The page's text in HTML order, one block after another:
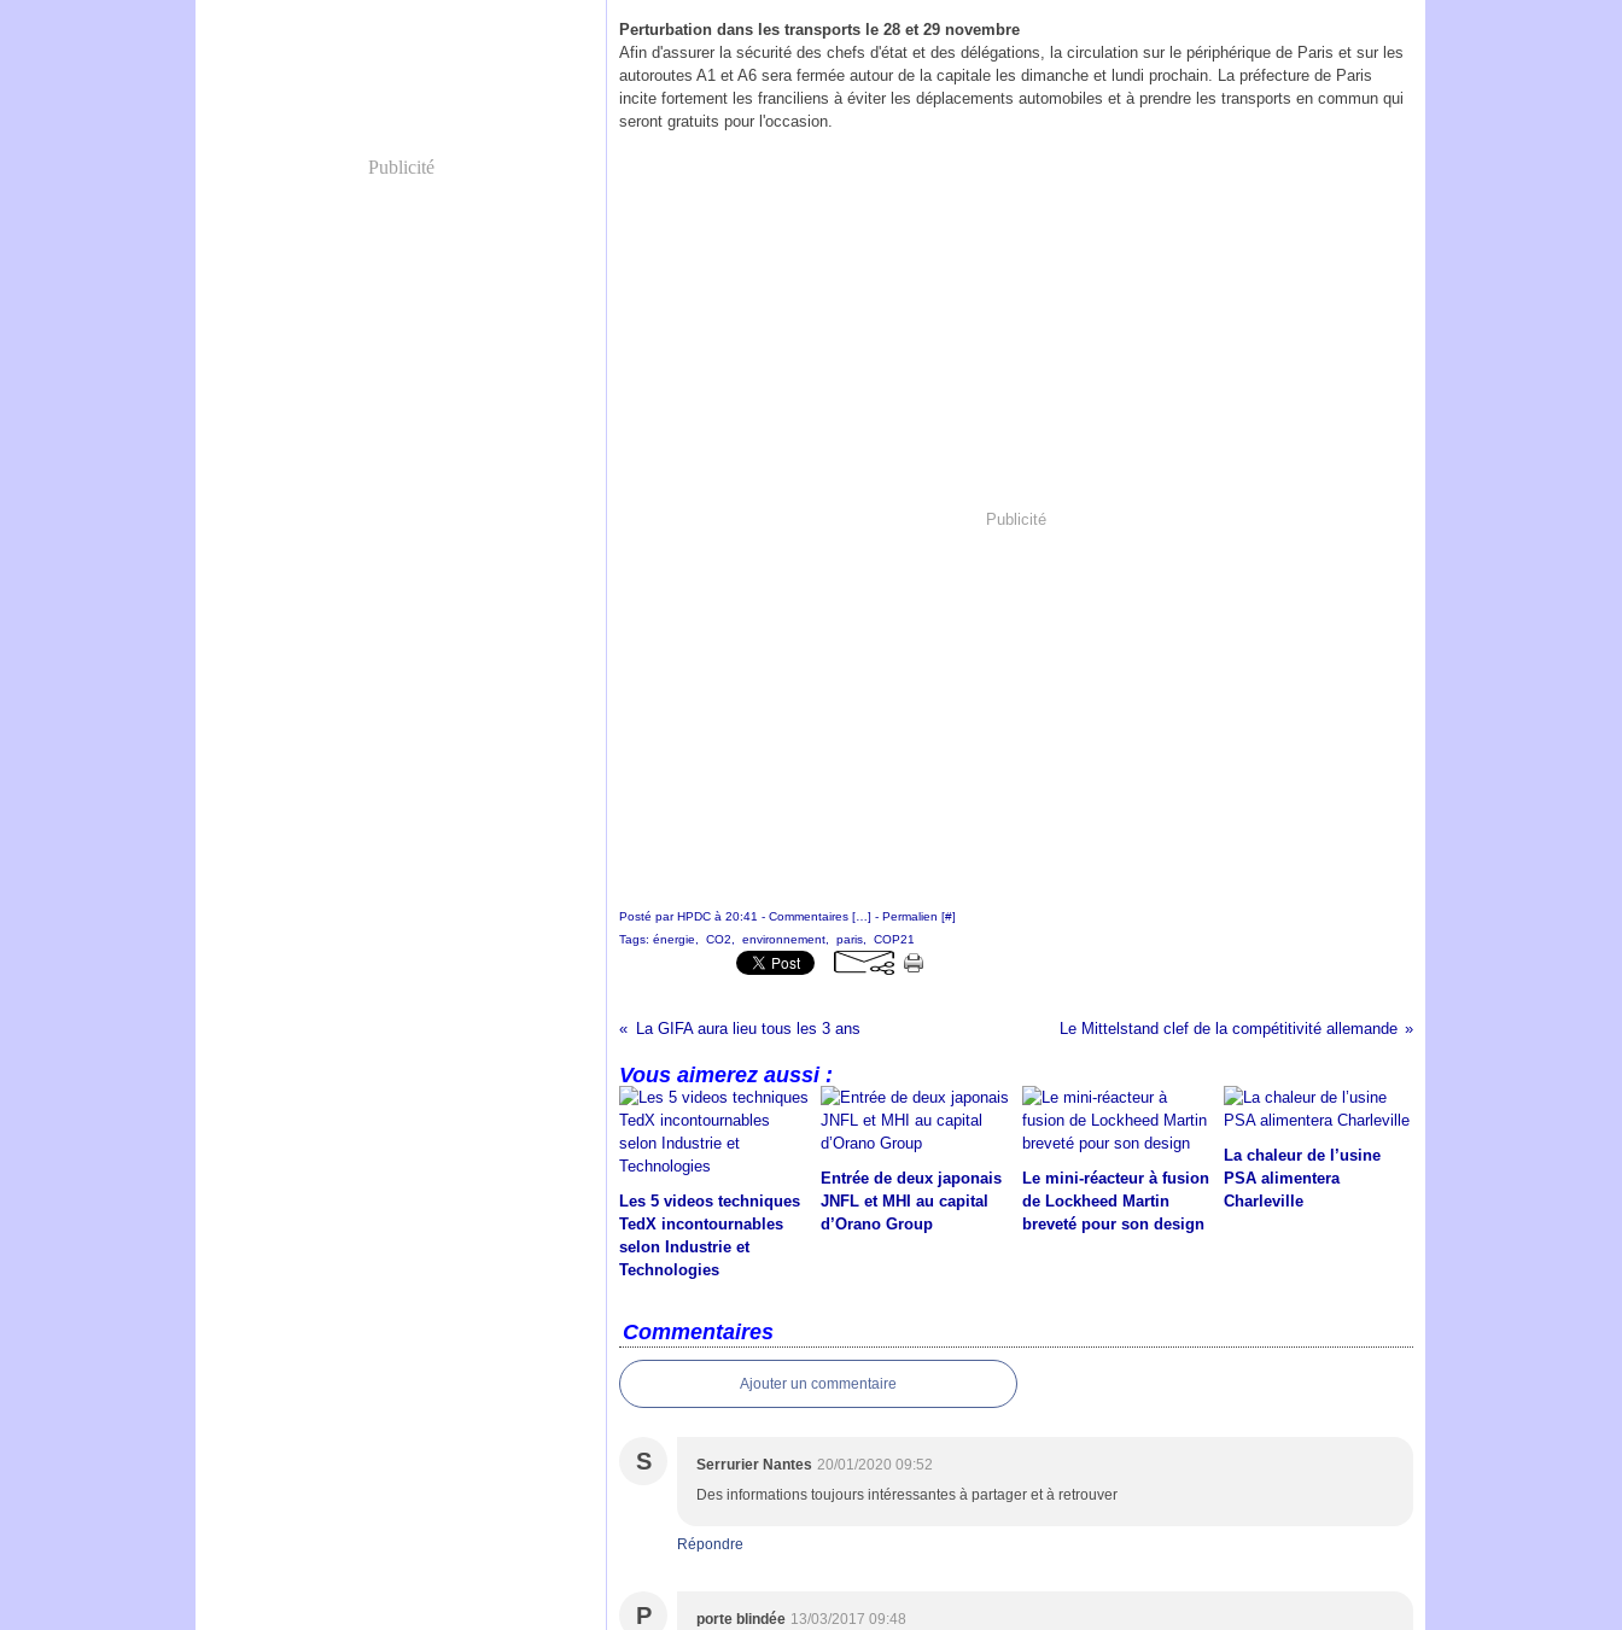
Publicité
Perturbation dans les transports le 28 et 29 novembre
Afin d'assurer la sécurité des chefs d'état et des délégations, la circulation sur le périphérique de Paris et sur les
autoroutes A1 et A6 sera fermée autour de la capitale les dimanche et lundi prochain. La préfecture de Paris
incite fortement les franciliens à éviter les déplacements automobiles et à prendre les transports en commun qui
seront gratuits pour l'occasion.
Publicité
Posté par HPDC à 20:41 - Commentaires [ ] - Permalien [#]
Tags: énergie CO2 environnement paris COP21
La GIFA aura lieu tous les 3 ans Le Mittelstand clef de la compétitivité allemande
Vous aimerez aussi :
Les 5 videos techniques
TedX incontournables
selon Industrie et
Technologies
Entrée de deux japonais
JNFL et MHI au capital
d’Orano Group
Le mini-réacteur à fusion
de Lockheed Martin
breveté pour son design
La chaleur de l’usine
PSA alimentera
Charleville
Commentaires
Ajouter un commentaire
S Serrurier Nantes 20/01/2020 09:52
Des informations toujours intéressantes à partager et à retrouver
Répondre
P porte blindée 13/03/2017 09:48